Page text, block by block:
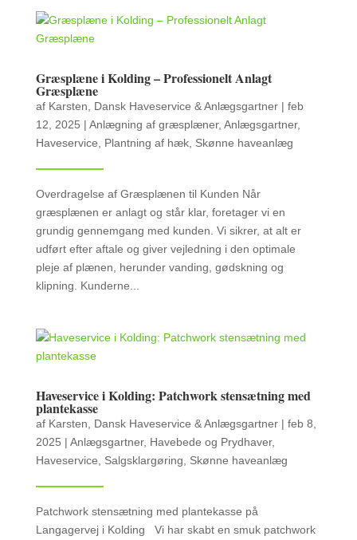
Græsplæne i Kolding – Professionelt Anlagt
Græsplæne
af Karsten, Dansk Haveservice & Anlægsgartner| feb
12, 2025 | Anlægning af græsplæner, Anlægsgartner,
Haveservice
Plantning af hæk, Skønne haveanlæg
Overdragelse af Græsplænen til Kunden Når
græsplænen er anlagt og står klar, foretager vi en
grundig gennemgang med kunden. Vi sikrer, at alt er
udført efter aftale og giver vejledning i den optimale
pleje af plænen, herunder vanding, gødskning og
klipning. Kunderne...
Haveservice i Kolding: Patchwork stensætning med
plantekasse
af Karsten, Dansk Haveservice & Anlægsgartner| feb 8,
2025 | Anlægsgartner, Havebede og Prydhaver,
Haveservice
Salgsklargøring Skønne haveanlæg
Patchwork stensætning med plantekasse på
Langagervej i Kolding Vi har skabt en smuk patchwork